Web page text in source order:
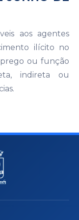
aos agentes
ilícito no
ou função
indireta ou